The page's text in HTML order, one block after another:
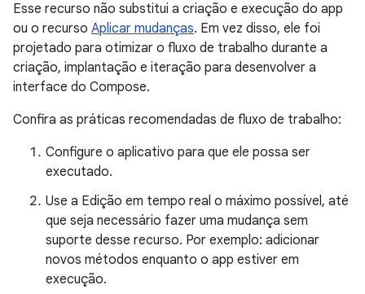
Esse recurso não substitui a criação e execução do app
ou o recurso Aplicar mudanças. Em vez disso, ele foi
projetado para otimizar o fluxo de trabalho durante a
criação, implantação e iteração para desenvolver a
interface do Compose.
Confira as práticas recomendadas de fluxo de trabalho:
Configure o aplicativo para que ele possa ser
executado.
Use a Edição em tempo real o máximo possível, até
que seja necessário fazer uma mudança sem
suporte desse recurso. Por exemplo: adicionar
novos métodos enquanto o app estiver em
execução.